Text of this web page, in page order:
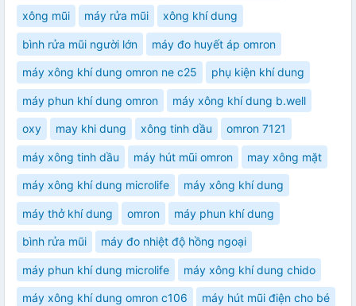
xông mũi máy rửa mũi xông khí dung
bình rửa mũi người lớn máy đo huyết áp omron
máy xông khí dung omron ne c25 phụ kiện khí dung
máy phun khí dung omron máy xông khí dung b.well
oxy may khi dung xông tinh dầu omron 7121
máy xông tinh dầu máy hút mũi omron may xông mặt
máy xông khí dung microlife máy xông khí dung
máy thở khí dung omron máy phun khí dung
bình rửa mũi máy đo nhiệt độ hồng ngoại
máy phun khí dung microlife máy xông khí dung chido
máy xông khí dung omron c106 máy hút mũi điện cho bé